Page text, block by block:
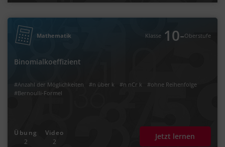
Mathematik Klasse 10‐Oberstufe
Binomialkoeffizient
#Anzahl der Möglichkeiten #n über k #n nCr k
#ohne Reihenfolge
#Bernoulli-Formel
Übung
2
Video
2
Jetzt lernen